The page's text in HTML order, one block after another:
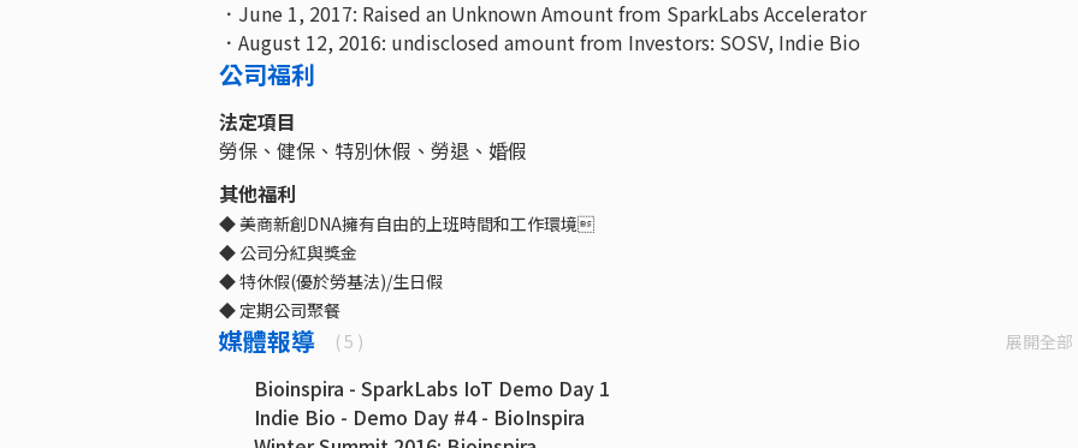
．June 1, 2017: Raised an Unknown Amount from SparkLabs Accelerator
．August 12, 2016: undisclosed amount from Investors: SOSV, Indie Bio
公司福利
法定項目
勞保、健保、特別休假、勞退、婚假
其他福利
◆ 美商新創DNA擁有自由的上班時間和工作環境
◆ 公司分紅與獎金
◆ 特休假(優於勞基法)/生日假
◆ 定期公司聚餐
媒體報導 ( 5 ) 展開全部
Bioinspira - SparkLabs IoT Demo Day 1
Indie Bio - Demo Day #4 - BioInspira